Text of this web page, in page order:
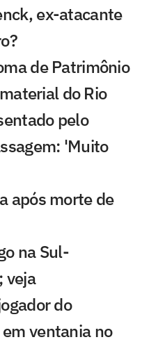
ex-atacante
de Patrimônio
do Rio
pelo
'Muito
após morte de
na Sul-
veja
do
ventania no